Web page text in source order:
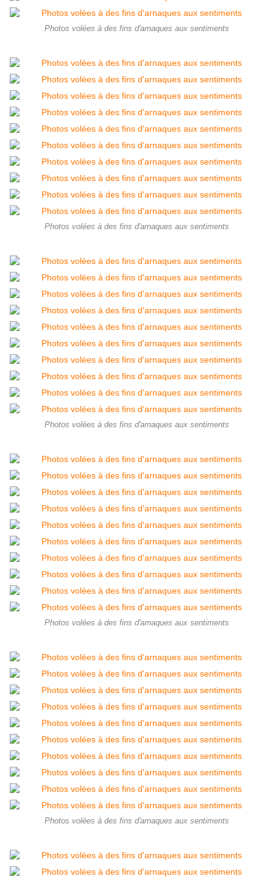
Photos volées à des fins d'arnaques aux sentiments
Photos volées à des fins d'arnaques aux sentiments
Photos volées à des fins d'arnaques aux sentiments
Photos volées à des fins d'arnaques aux sentiments
Photos volées à des fins d'arnaques aux sentiments